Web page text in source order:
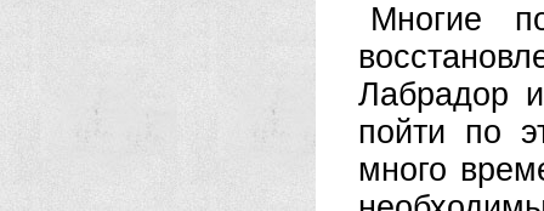
Многие
Лабрадор
пойти по
много